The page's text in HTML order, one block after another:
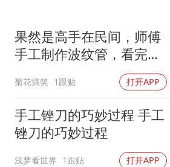
胡彦斌获《
百花奖开幕式
夯实基础开
果然是高手在民间，师傅
手工制作波纹管，看完又
菊花搞笑 1跟贴 打开APP
手工锉刀的巧妙过程 手工
锉刀的巧妙过程
浅梦看世界 1跟贴 打开APP